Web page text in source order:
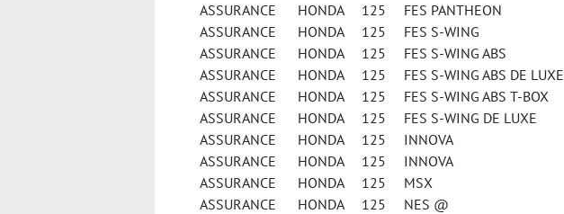
ASSURANCE HONDA 125 FES PANTHEON
ASSURANCE HONDA 125 FES S-WING
ASSURANCE HONDA 125 FES S-WING ABS
ASSURANCE HONDA 125 FES S-WING ABS DE LUXE
ASSURANCE HONDA 125 FES S-WING ABS T-BOX
ASSURANCE HONDA 125 FES S-WING DE LUXE
ASSURANCE HONDA 125 INNOVA
ASSURANCE HONDA 125 INNOVA
ASSURANCE HONDA 125 MSX
ASSURANCE HONDA 125 NES @